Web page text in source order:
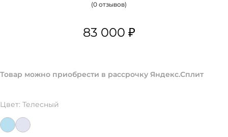
(0 отзывов)
83 000 ₽
Товар можно приобрести в рассрочку Яндекс.Сплит
Цвет: Телесный